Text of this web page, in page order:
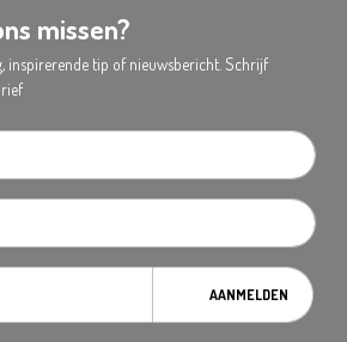
missen?
inspirerende tip of nieuwsbericht. Schrijf
AANMELDEN